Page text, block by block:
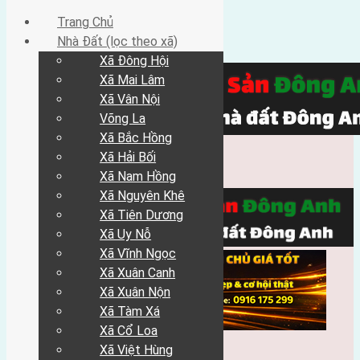
Trang Chủ
Trang Chủ
Nhà Đất (lọc theo xã)
Xã Đông Hội
Xã Mai Lâm
Xã Vân Nội
Võng La
Xã Bắc Hồng
Xã Hải Bối
Xã Nam Hồng
Xã Nguyên Khê
Xã Tiên Dương
Xã Uy Nỗ
Xã Vĩnh Ngọc
Xã Xuân Canh
Xã Xuân Nộn
Xã Tàm Xá
Xã Cổ Loa
Xã Việt Hùng